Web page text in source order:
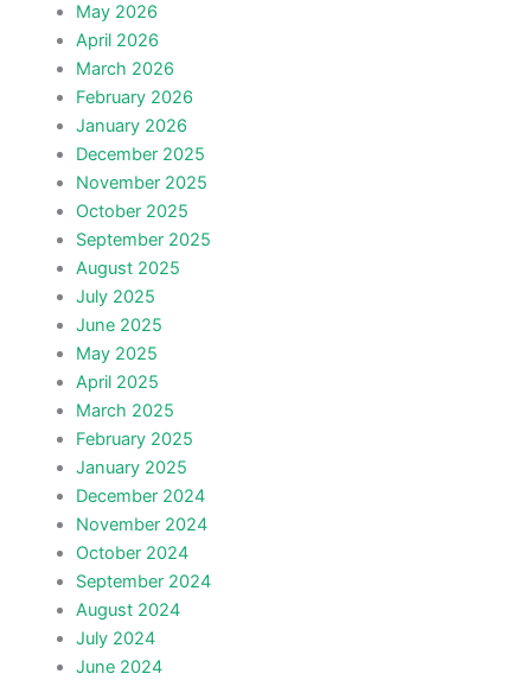
May 2026
April 2026
March 2026
February 2026
January 2026
December 2025
November 2025
October 2025
September 2025
August 2025
July 2025
June 2025
May 2025
April 2025
March 2025
February 2025
January 2025
December 2024
November 2024
October 2024
September 2024
August 2024
July 2024
June 2024